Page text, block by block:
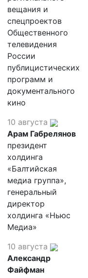
вещания и
спецпроектов
Общественного
телевидения
России
публицистических
программ и
документального
кино
10 августа
Арам Габрелянов
президент
холдинга
«Балтийская
медиа группа»,
генеральный
директор
холдинга «Ньюс
Медиа»
10 августа
Александр
Файфман